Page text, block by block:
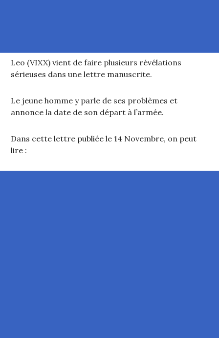
Leo (VIXX) vient de faire plusieurs révélations
sérieuses dans une lettre manuscrite.
Le jeune homme y parle de ses problèmes et
annonce la date de son départ à l’armée.
Dans cette lettre publiée le 14 Novembre, on peut
lire :